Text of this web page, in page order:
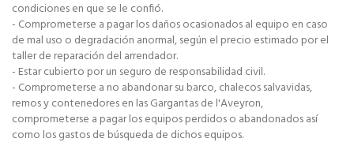
condiciones en que se le confió.
- Comprometerse a pagar los daños ocasionados al equipo en caso
de mal uso o degradación anormal, según el precio estimado por el
taller de reparación del arrendador.
- Estar cubierto por un seguro de responsabilidad civil.
- Comprometerse a no abandonar su barco, chalecos salvavidas,
remos y contenedores en las Gargantas de l'Aveyron,
comprometerse a pagar los equipos perdidos o abandonados así
como los gastos de búsqueda de dichos equipos.